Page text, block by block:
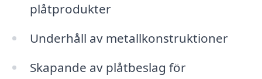
plåtprodukter
Underhåll av metallkonstruktioner
Skapande av plåtbeslag för